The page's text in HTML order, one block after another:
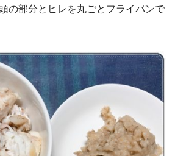
の部分とヒレを丸ごとフライパンで